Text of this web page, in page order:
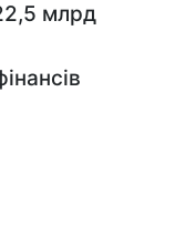
млрд